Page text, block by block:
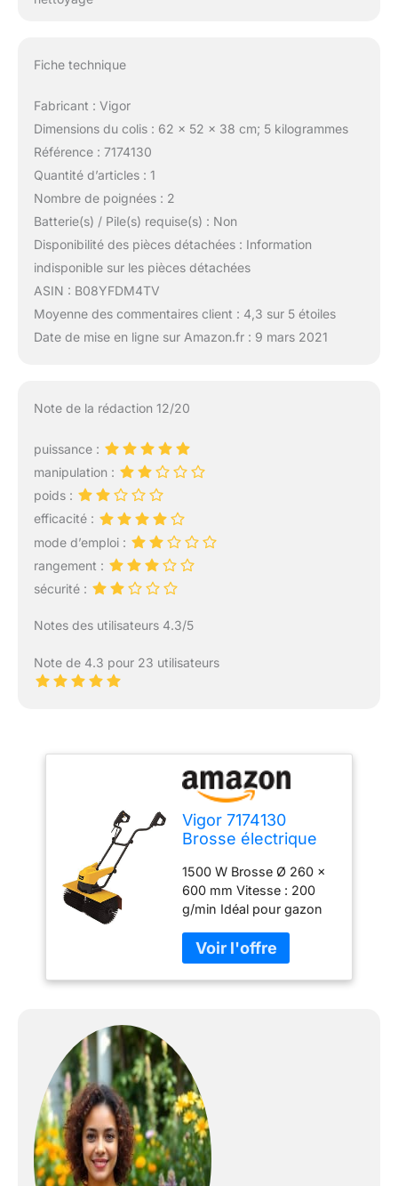
Fiche technique
Fabricant : Vigor
Dimensions du colis : 62 x 52 x 38 cm; 5 kilogrammes
Référence : 7174130
Quantité d’articles : 1
Nombre de poignées : 2
Batterie(s) / Pile(s) requise(s) : Non
Disponibilité des pièces détachées : Information
indisponible sur les pièces détachées
ASIN : B08YFDM4TV
Moyenne des commentaires client : 4,3 sur 5 étoiles
Date de mise en ligne sur Amazon.fr : 9 mars 2021
Note de la rédaction 12/20
puissance :
manipulation :
poids :
efficacité :
mode d’emploi :
rangement :
sécurité :
Notes des utilisateurs 4.3/5
Note de 4.3 pour 23 utilisateurs
Vigor 7174130
Brosse électrique
1500 W Brosse Ø 260 x
600 mm Vitesse : 200
g/min Idéal pour gazon
carrelage, bois